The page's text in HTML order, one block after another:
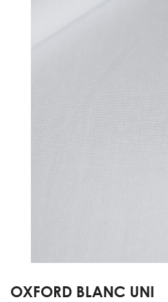
OXFORD BLANC UNI